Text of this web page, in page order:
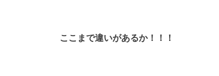
ここまで違いがあるか！！！